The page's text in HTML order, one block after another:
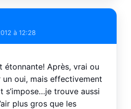
à 12:28
étonnante! Après, vrai ou
oui, mais effectivement
trouve aussi
plus gros que les